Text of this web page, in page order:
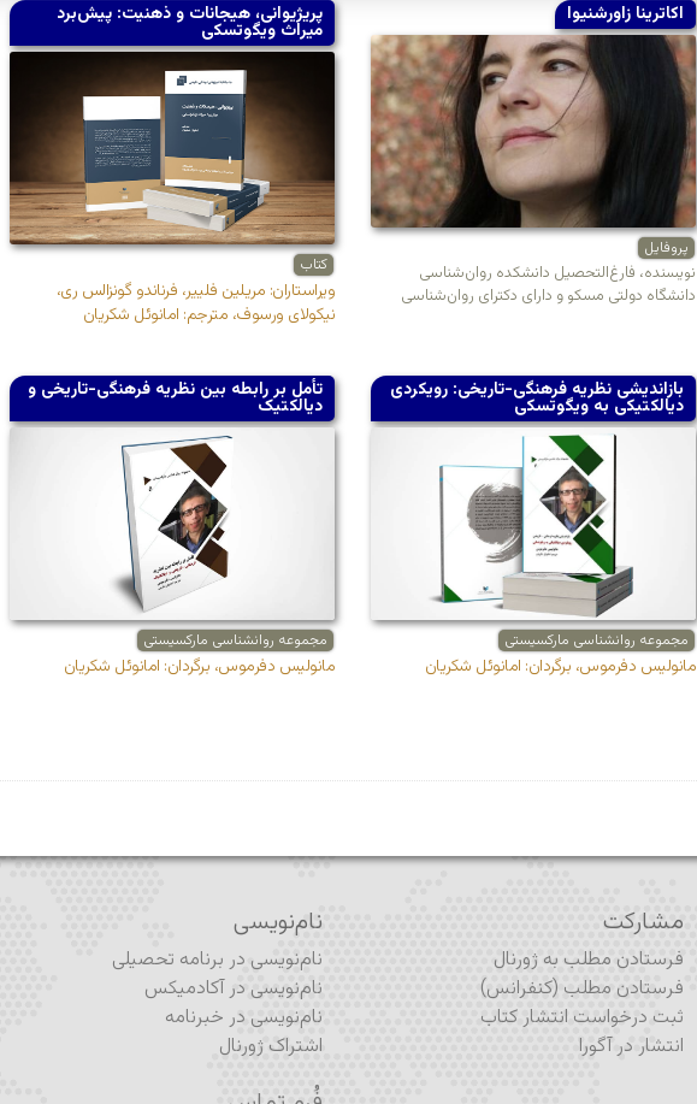
اکاترینا زاورشنیوا
پروفایل
نویسنده، فارغ‌التحصیل دانشکده روان‌شناسی
دانشگاه دولتی مسکو و دارای دکترای روان‌شناسی
پریژیوانی، هیجانات و ذهنیت: پیش‌برد
میراث ویگوتسکی
کتاب
ویراستاران: مریلین فلییر، فرناندو گونزالس ری،
نیکولای ورسوف، مترجم: امانوئل شکریان
بازاندیشی نظریه فرهنگی-تاریخی: رویکردی
دیالکتیکی به ویگوتسکی
مجموعه روانشناسی مارکسیستی
مانولیس دفرموس، برگردان: امانوئل شکریان
تأمل بر رابطه بین نظریه فرهنگی-تاریخی و
دیالکتیک
مجموعه روانشناسی مارکسیستی
مانولیس دفرموس، برگردان: امانوئل شکریان
مشارکت
فرستادن مطلب به ژورنال
فرستادن مطلب (کنفرانس)
ثبت درخواست انتشار کتاب
انتشار در آگورا
نام‌نویسی
نام‌نویسی در برنامه تحصیلی
نام‌نویسی در آکادمیکس
نام‌نویسی در خبرنامه
اشتراک ژورنال